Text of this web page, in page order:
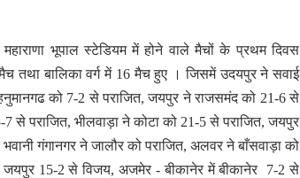
भूपाल स्टेडियम में होने वाले मैचों के प्रथम दिवस
तथा बालिका वर्ग में 16 मैच हुए । जिसमें उदयपुर ने सवाई
को 7-2 से पराजित, जयपुर ने राजसमंद को 21-6 से
7 से पराजित, भीलवाड़ा ने कोटा को 21-5 से पराजित, जयपुर
गंगानगर ने जालौर को पराजित, अलवर ने बाँसवाड़ा को
में जयपुर 15-2 से विजय, अजमेर - बीकानेर में बीकानेर 7-2 से